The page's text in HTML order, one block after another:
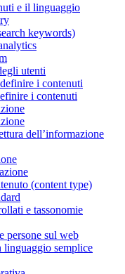
e il linguaggio
keywords)
utenti
i contenuti
i contenuti
dell’informazione
(content type)
e tassonomie
persone sul web
linguaggio semplice